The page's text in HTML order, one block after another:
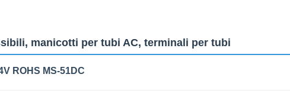
manicotti per tubi AC, terminali per tubi
ROHS MS-51DC